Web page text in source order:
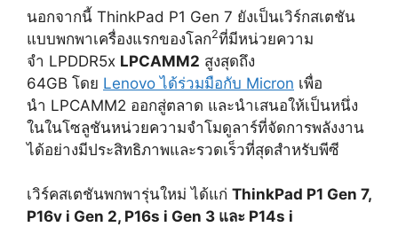
นอกจากนี้ ThinkPad P1 Gen 7 ยังเป็นเวิร์กสเตชัน
แบบพกพาเครื่องแรกของโลก2ที่มีหน่วยความ
จำ LPDDR5x LPCAMM2 สูงสุดถึง
64GB โดย Lenovo ได้ร่วมมือกับ Micron เพื่อ
นำ LPCAMM2 ออกสู่ตลาด และนำเสนอให้เป็นหนึ่ง
ในในโซลูชันหน่วยความจำโมดูลาร์ที่จัดการพลังงาน
ได้อย่างมีประสิทธิภาพและรวดเร็วที่สุดสำหรับพีซี
เวิร์คสเตชันพกพารุ่นใหม่ ได้แก่ ThinkPad P1 Gen 7,
P16v i Gen 2, P16s i Gen 3 และ P14s i